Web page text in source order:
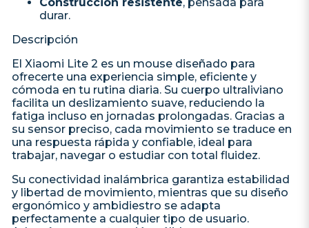
durar.
Descripción
El Xiaomi Lite 2 es un mouse diseñado para
ofrecerte una experiencia simple, eficiente y
cómoda en tu rutina diaria. Su cuerpo ultraliviano
facilita un deslizamiento suave, reduciendo la
fatiga incluso en jornadas prolongadas. Gracias a
su sensor preciso, cada movimiento se traduce en
una respuesta rápida y confiable, ideal para
trabajar, navegar o estudiar con total fluidez.
Su conectividad inalámbrica garantiza estabilidad
y libertad de movimiento, mientras que su diseño
ergonómico y ambidiestro se adapta
perfectamente a cualquier tipo de usuario.